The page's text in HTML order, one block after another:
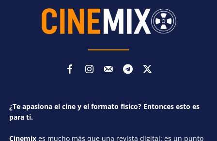
¿Te apasiona el cine y el formato físico? Entonces esto es
para ti.
Cinemix es mucho más que una revista digital: es un punto